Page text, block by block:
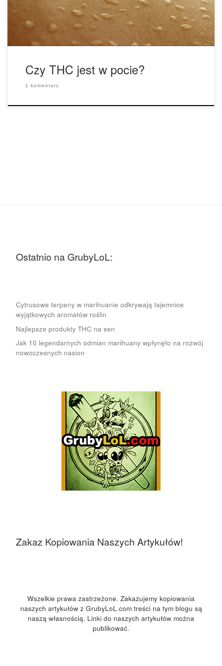
Czy THC jest w pocie?
1 komentarz
Ostatnio na GrubyLoL:
Cytrusowe terpeny w marihuanie odkrywają tajemnice
wyjątkowych aromatów roślin
Najlepsze produkty THC na sen
Jak 10 legendarnych odmian marihuany wpłynęło na rozwój
nowoczesnych nasion
Zakaz Kopiowania Naszych Artykułów!
Wszelkie prawa zastrzeżone. Zakazujemy kopiowania
naszych artykułów z GrubyLoL.com treści na tym blogu są
naszą własnością. Linki do naszych artykułów można
publikować.